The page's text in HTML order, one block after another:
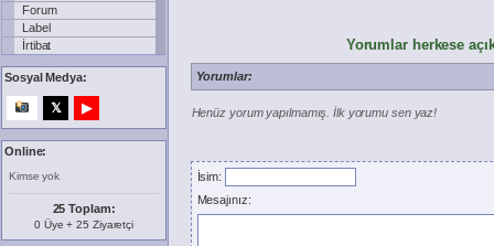
Forum
Label
İrtibat
Sosyal Medya:
𝕏 ▶
Online:
Kimse yok
25 Toplam:
0 Üye + 25 Ziyaretçi
Yorumlar herkese
Yorumlar:
Henüz yorum yapılmamış. İlk yorumu sen yaz!
İsim:
Mesajınız: